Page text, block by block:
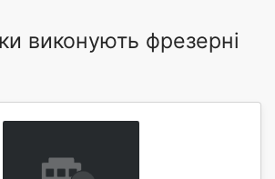
виконують фрезерні